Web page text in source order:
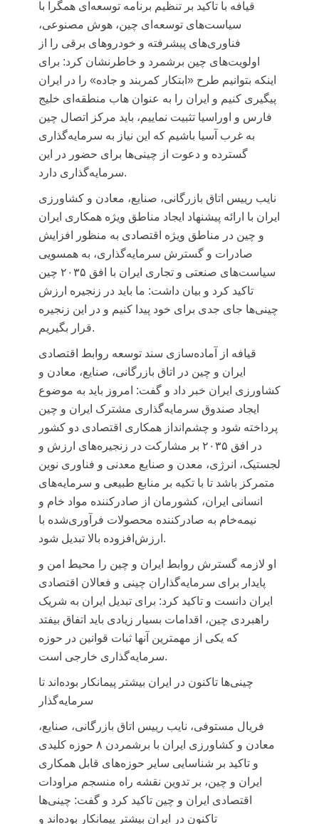
قیافه با تاکید بر تنظیم برنامه توسعه‌ای همگرا با
سیاست‌های توسعه‌ای چین، هوش مصنوعی،
فناوری‌های پیشرفته و خودروهای برقی را از
اولویت‌های چین برشمرد و خاطرنشان کرد: برای
اینکه بتوانیم طرح «ابتکار کمربند و جاده» را در ایران
پیگیری کنیم و ایران را به عنوان هاب منطقه‌ای خلیج
فارس و اوراسیا تثبیت نماییم، باید مرکز اتصال چین
به غرب آسیا باشیم که این نیاز به سرمایه‌گذاری
گسترده و دعوت از چینی‌ها برای حضور در این
سرمایه‌گذاری دارد.
نایب رییس اتاق بازرگانی، صنایع، معادن و کشاورزی
ایران با ارائه پیشنهاد ایجاد مناطق ویژه همکاری ایران
و چین در مناطق ویژه اقتصادی به منظور افزایش
صادرات و گسترش سرمایه‌گذاری، به همسویی
سیاست‌های صنعتی و تجاری ایران با افق ۲۰۳۵ چین
تاکید کرد و بیان داشت: ما باید در زنجیره ارزش
چینی‌ها جای جدی برای خود پیدا کنیم و در این زنجیره
قرار بگیریم.
قیافه از آماده‌سازی سند توسعه روابط اقتصادی
ایران و چین در اتاق بازرگانی، صنایع، معادن و
کشاورزی ایران خبر داد و گفت: امروز باید به موضوع
ایجاد صندوق سرمایه‌گذاری مشترک ایران و چین
پرداخته شود و چشم‌انداز همکاری اقتصادی دو کشور
در افق ۲۰۳۵ بر مشارکت در زنجیره‌های ارزش و
لجستیک، انرژی، معدن و صنایع معدنی و فناوری نوین
متمرکز باشد تا با تکیه بر منابع طبیعی و سرمایه‌های
انسانی ایران، کشورمان از صادرکننده مواد خام و
نیمه‌خام به صادرکننده محصولات فرآوری‌شده با
ارزش‌افزوده بالا تبدیل شود.
او لازمه گسترش روابط ایران و چین را محیط امن و
پایدار برای سرمایه‌گذاران چینی و فعالان اقتصادی
ایران دانست و تاکید کرد: برای تبدیل ایران به شریک
راهبردی چین، اقدامات بسیار زیادی باید اتفاق بیفتد
که یکی از مهمترین آنها ثبات قوانین در حوزه
سرمایه‌گذاری خارجی است.
چینی‌ها تاکنون در ایران بیشتر پیمانکار بوده‌اند تا
سرمایه‌گذار
فریال مستوفی، نایب رییس اتاق بازرگانی، صنایع،
معادن و کشاورزی ایران
با برشمردن ۸ حوزه کلیدی
و تاکید بر شناسایی سایر حوزه‌های قابل همکاری
ایران و چین، بر تدوین نقشه راه منسجم مراودات
اقتصادی ایران و چین تاکید کرد و گفت: چینی‌ها
تاکنون در ایران بیشتر پیمانکار بوده‌اند و